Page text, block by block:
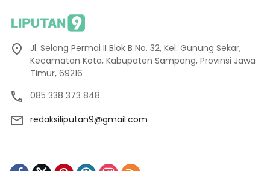
Jl. Selong Permai II Blok B No. 32, Kel. Gunung Sekar,
Kecamatan Kota, Kabupaten Sampang, Provinsi Jawa
Timur, 69216
085 338 373 848
redaksiliputan9@gmail.com